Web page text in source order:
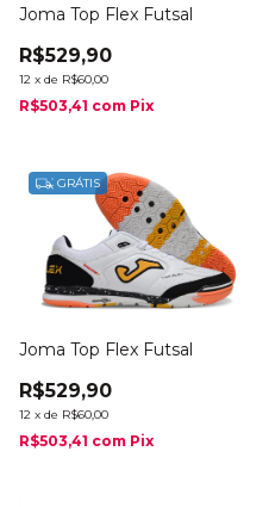
Joma Top Flex Futsal
R$529,90
12 x de R$60,00
R$503,41 com Pix
GRÁTIS
Joma Top Flex Futsal
R$529,90
12 x de R$60,00
R$503,41 com Pix